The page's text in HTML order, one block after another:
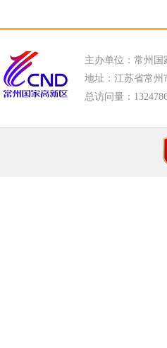
主办单位：常州
地址：江苏省常州
总访问量：